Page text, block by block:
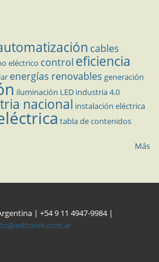
cables
eléctrico control eficiencia
energías renovables generación
iluminación LED industria 4.0
nacional instalación eléctrica
tabla de contenidos
Más
| +54 9 11 4947-9984 |